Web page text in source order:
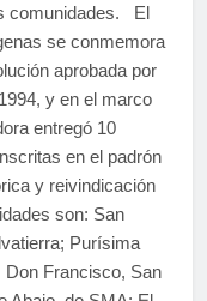
comunidades. El
se conmemora
aprobada por
y en el marco
entregó 10
en el padrón
y reivindicación
son: San
Purísima
Don Francisco, San